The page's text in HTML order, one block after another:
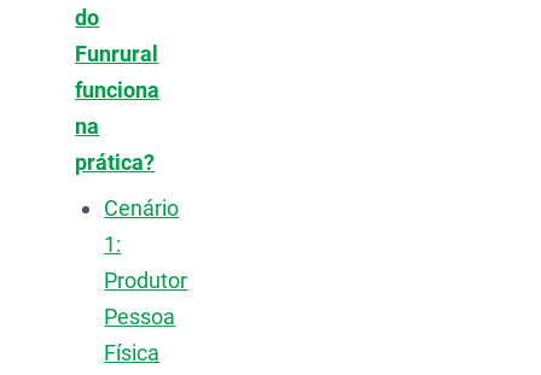
do
Funrural
funciona
na
prática?
Cenário
1:
Produtor
Pessoa
Física